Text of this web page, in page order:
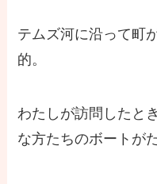
テムズ河に沿って町
的。
わたしが訪問したと
な方たちのボートが